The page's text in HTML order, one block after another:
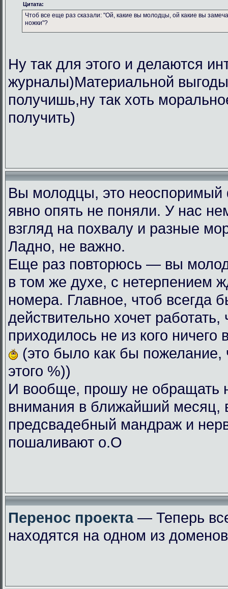
Цитата:
Чтоб все еще раз сказали: "Ой, какие вы молодцы, ой какие вы
ножки"?
Ну так для этого и делаются
журналы)Материальной
получишь,ну так хоть
получить)
Вы молодцы, это
явно опять не поняли. У нас
взгляд на похвалу и разные
Ладно, не важно.
Еще раз повторюсь — вы
в том же духе, с нетерпением
номера. Главное, чтоб всегда
действительно хочет работать,
приходилось не из кого ничего
(это было как бы пожелание,
этого %))
И вообще, прошу не обращать
внимания в ближайший месяц,
предсвадебный мандраж и
пошаливают о.О
Перенос проекта— Теперь
находятся на одном из